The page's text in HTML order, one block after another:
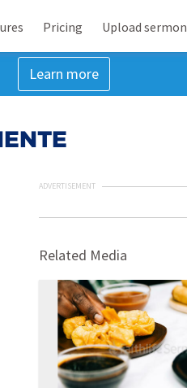
Pricing Upload sermon
Learn more
ADVERTISEMENT
Related Media